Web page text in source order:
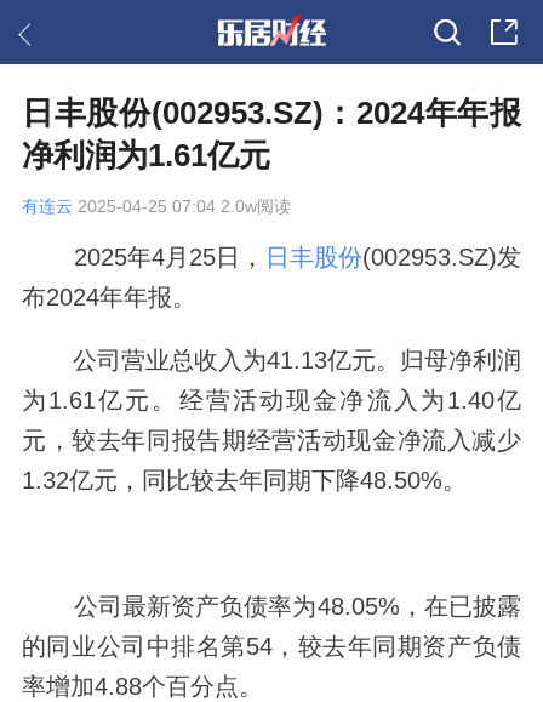
日丰股份(002953.SZ)：2024年年报
净利润为1.61亿元
有连云 2025-04-25 07:04 2.0w阅读
2025年4月25日， 日丰股份(002953.SZ)发
布2024年年报。
公司营业总收入为41.13亿元。归母净利润
为1.61亿元。经营活动现金净流入为1.40亿
元，较去年同报告期经营活动现金净流入减少
1.32亿元，同比较去年同期下降48.50%。
公司最新资产负债率为48.05%，在已披露
的同业公司中排名第54，较去年同期资产负债
率增加4.88个百分点。